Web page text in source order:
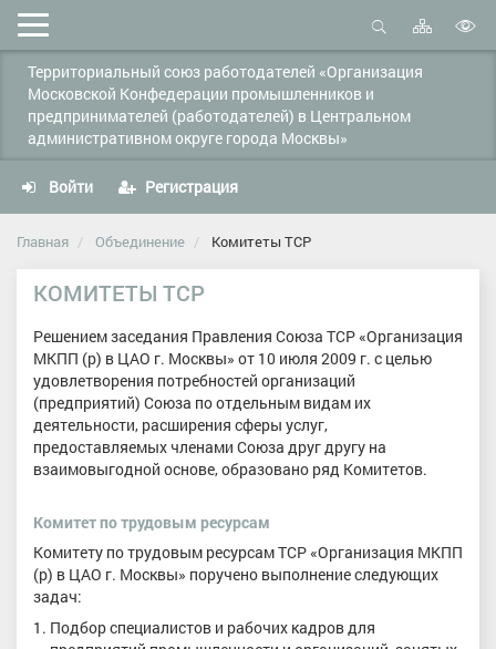
Мобильное
меню
Открыть
поиск
Карта
сайта
Территориальный союз работодателей «Организация
Московской Конфедерации промышленников и
предпринимателей (работодателей) в Центральном
административном округе города Москвы»
Войти Регистрация
Главная Объединение Комитеты ТСР
КОМИТЕТЫ ТСР
Решением заседания Правления Союза ТСР «Организация
МКПП (р) в ЦАО г. Москвы» от 10 июля 2009 г. с целью
удовлетворения потребностей организаций
(предприятий) Союза по отдельным видам их
деятельности, расширения сферы услуг,
предоставляемых членами Союза друг другу на
взаимовыгодной основе, образовано ряд Комитетов.
Комитет по трудовым ресурсам
Комитету по трудовым ресурсам ТСР «Организация МКПП
(р) в ЦАО г. Москвы» поручено выполнение следующих
задач:
Подбор специалистов и рабочих кадров для